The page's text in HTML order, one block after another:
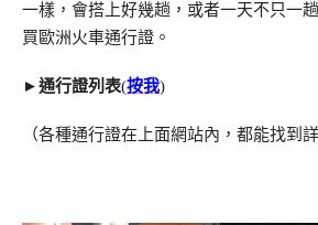
一樣，會搭上好幾趟，或者一天不只一
買歐洲火車通行證。
►通行證列表(按我)
（各種通行證在上面網站內，都能找到